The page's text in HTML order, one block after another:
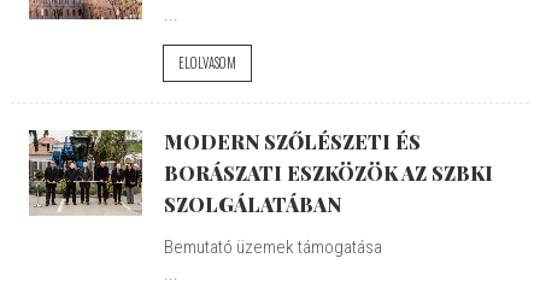
...
ELOLVASOM
MODERN SZŐLÉSZETI ÉS
BORÁSZATI ESZKÖZÖK AZ SZBKI
SZOLGÁLATÁBAN
Bemutató üzemek támogatása
...